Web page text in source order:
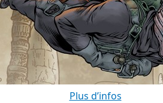
Plus d’infos